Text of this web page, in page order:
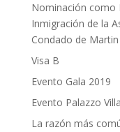
Nominación como
Inmigración de la
Condado de Martin
Visa B
Evento Gala 2019
Evento Palazzo Villa
La razón más